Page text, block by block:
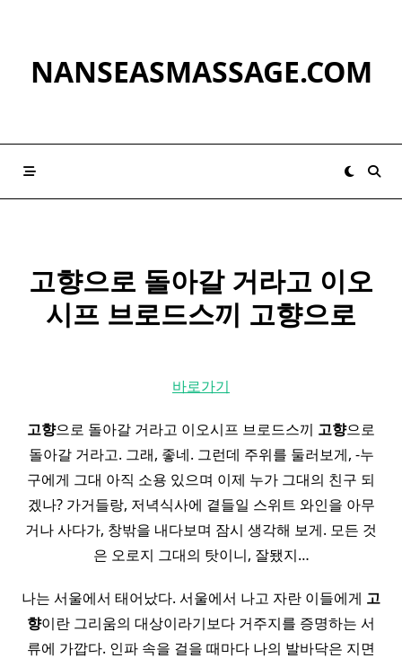
NANSEASMASSAGE.COM
고향으로 돌아갈 거라고 이오
시프 브로드스끼 고향으로
바로가기
고향으로 돌아갈 거라고 이오시프 브로드스끼 고향으로
돌아갈 거라고. 그래, 좋네. 그런데 주위를 둘러보게, -누
구에게 그대 아직 소용 있으며 이제 누가 그대의 친구 되
겠나? 가거들랑, 저녁식사에 곁들일 스위트 와인을 아무
거나 사다가, 창밖을 내다보며 잠시 생각해 보게. 모든 것
은 오로지 그대의 탓이니, 잘됐지…
나는 서울에서 태어났다. 서울에서 나고 자란 이들에게 고
향이란 그리움의 대상이라기보다 거주지를 증명하는 서
류에 가깝다. 인파 속을 걸을 때마다 나의 발바닥은 지면